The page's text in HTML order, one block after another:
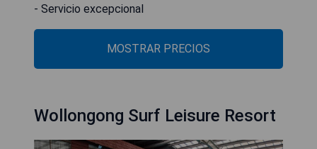
- Servicio excepcional
MOSTRAR PRECIOS
Wollongong Surf Leisure Resort